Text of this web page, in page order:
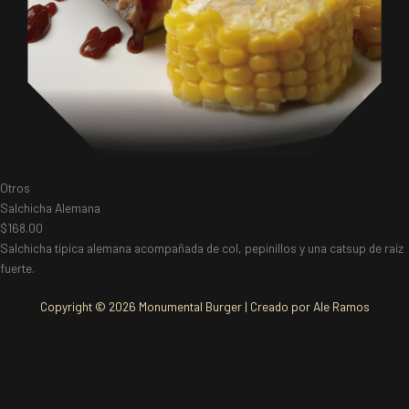
Otros
Salchicha Alemana
$168.00
Salchicha típica alemana acompañada de col, pepinillos y una catsup de raíz
fuerte.
Copyright © 2026 Monumental Burger | Creado por Ale Ramos